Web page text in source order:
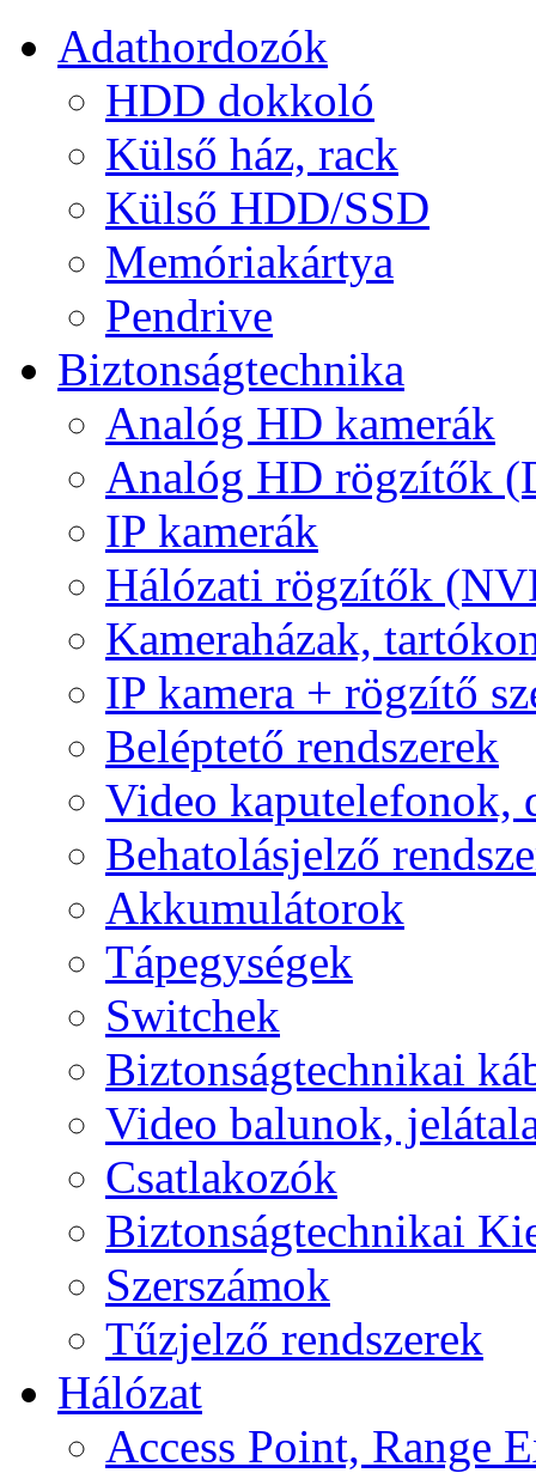
Adathordozók
HDD dokkoló
Külső ház, rack
Külső HDD/SSD
Memóriakártya
Pendrive
Biztonságtechnika
Analóg HD kamerák
Analóg HD rögzítők
IP kamerák
Hálózati rögzítők
Kameraházak,
IP kamera + rögzítő
Beléptető rendszerek
Video kaputelefonok,
Behatolásjelző
Akkumulátorok
Tápegységek
Switchek
Biztonságtechnikai
Video balunok,
Csatlakozók
Biztonságtechnikai
Szerszámok
Tűzjelző rendszerek
Hálózat
Access Point, Range